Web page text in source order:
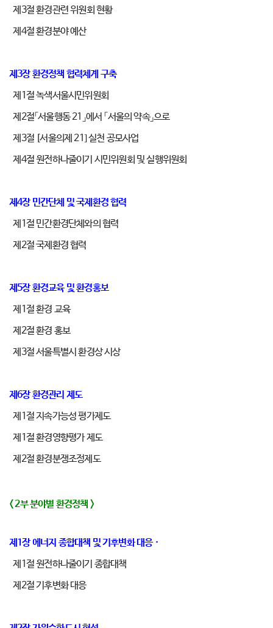
제3절 환경관련 위원회 현황
제4절 환경분야 예산
제3장 환경정책 협력체계 구축
제1절 녹색서울시민위원회
제2절「서울행동 21」에서 「서울의 약속」으로
제3절 [서울의제 21] 실천 공모사업
제4절 원전하나줄이기 시민위원회 및 실행위원회
제4장 민간단체 및 국제환경 협력
제1절 민간환경단체와의 협력
제2절 국제환경 협력
제5장 환경교육 및 환경홍보
제1절 환경 교육
제2절 환경 홍보
제3절 서울특별시 환경상 시상
제6장 환경관리 제도
제1절 지속가능성 평가제도
제1절 환경영향평가 제도
제2절 환경분쟁조정제도
< 2부 분야별 환경정책 >
제1장 에너지 종합대책 및 기후변화 대응 ·
제1절 원전하나줄이기 종합대책
제2절 기후변화 대응